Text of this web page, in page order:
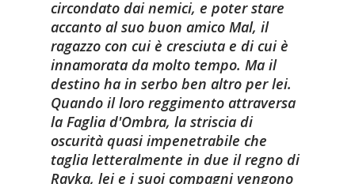
circondato dai nemici, e poter stare
accanto al suo buon amico Mal, il
ragazzo con cui è cresciuta e di cui è
innamorata da molto tempo. Ma il
destino ha in serbo ben altro per lei.
Quando il loro reggimento attraversa
la Faglia d'Ombra, la striscia di
oscurità quasi impenetrabile che
taglia letteralmente in due il regno di
Ravka, lei e i suoi compagni vengono